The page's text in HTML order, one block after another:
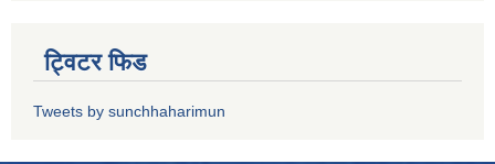
ट्विटर फिड
Tweets by sunchhaharimun